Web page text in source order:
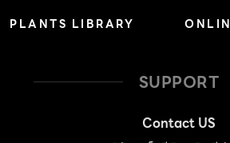
PLANTS LIBRARY
SUPPORT
Contact US